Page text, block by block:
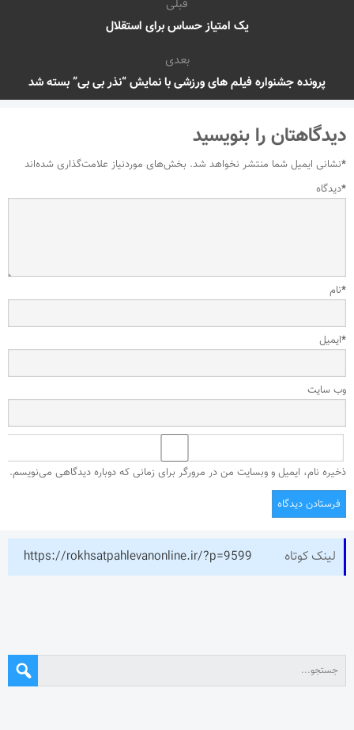
قبلی
یک امتیاز حساس برای استقلال
بعدی
پرونده جشنواره فیلم های ورزشی با نمایش “نذر بی بی” بسته شد
دیدگاهتان را بنویسید
نشانی ایمیل شما منتشر نخواهد شد. بخش‌های موردنیاز علامت‌گذاری شده‌اند
*
دیدگاه*
نام*
ایمیل*
وب‌ سایت
ذخیره نام، ایمیل و وبسایت من در مرورگر برای زمانی که دوباره دیدگاهی می‌نویسم.
لینک کوتاه https://rokhsatpahlevanonline.ir/?p=9599